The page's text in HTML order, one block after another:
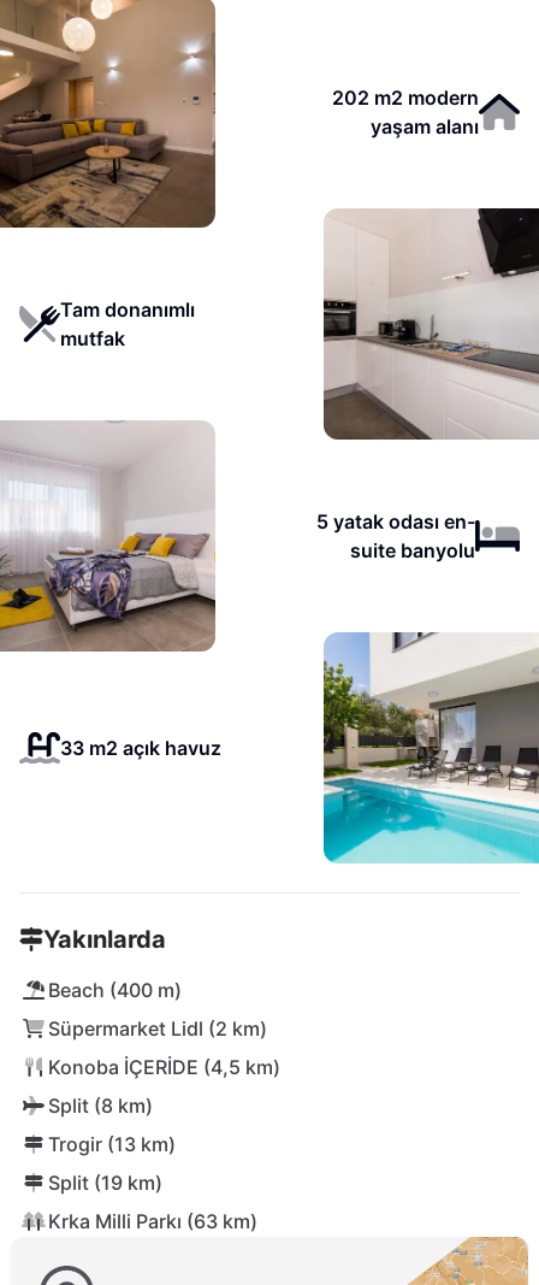
202 m2 modern
yaşam alanı
Tam donanımlı
mutfak
5 yatak odası en-
suite banyolu
33 m2 açık havuz
Yakınlarda
Beach (400 m)
Süpermarket Lidl (2 km)
Konoba İÇERİDE (4,5 km)
Split (8 km)
Trogir (13 km)
Split (19 km)
Krka Milli Parkı (63 km)